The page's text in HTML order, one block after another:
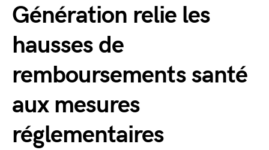
Génération relie les
hausses de
remboursements santé
aux mesures
réglementaires